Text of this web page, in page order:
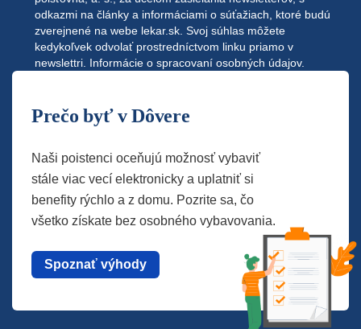
odkazmi na články a informáciami o súťažiach, ktoré budú
zverejnené na webe lekar.sk. Svoj súhlas môžete
kedykoľvek odvolať prostredníctvom linku priamo v
newslettri. Informácie o spracovaní osobných údajov.
Prečo byť v Dôvere
Naši poistenci oceňujú možnosť vybaviť
stále viac vecí elektronicky a uplatniť si
benefity rýchlo a z domu. Pozrite sa, čo
všetko získate bez osobného vybavovania.
Spoznať výhody